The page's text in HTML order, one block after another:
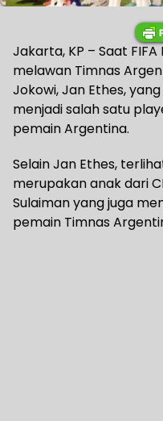
Jakarta, KP – Saat
melawan Timnas
Jokowi, Jan Ethes,
menjadi salah satu
pemain Argentina.
Selain Jan Ethes,
merupakan anak dari
Sulaiman yang juga
pemain Timnas